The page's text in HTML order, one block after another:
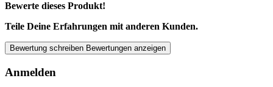
Bewerte dieses Produkt!
Teile Deine Erfahrungen mit anderen Kunden.
Bewertung schreiben Bewertungen anzeigen
Anmelden